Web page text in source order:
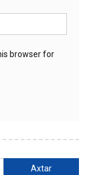
browser for